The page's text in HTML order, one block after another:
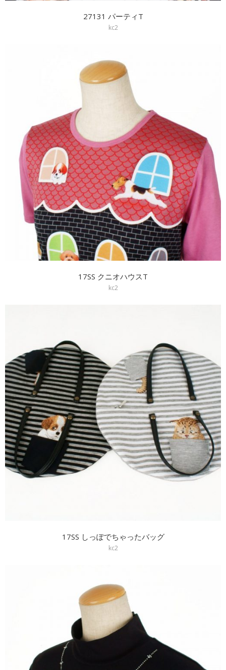
27131 パーティT
kc2
17SS クニオハウスT
kc2
17SS しっぽでちゃったバッグ
kc2